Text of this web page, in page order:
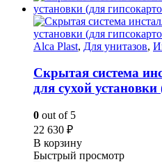
Alca Plast, Для унитазов,
Скрытая система
для сухой
0 out of 5
22 630 ₽
В корзину
Быстрый просмотр